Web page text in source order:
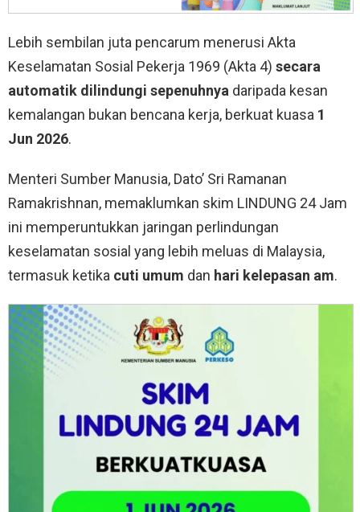
Lebih sembilan juta pencarum menerusi Akta
Keselamatan Sosial Pekerja 1969 (Akta 4) secara
automatik dilindungi sepenuhnya daripada kesan
kemalangan bukan bencana kerja, berkuat kuasa 1
Jun 2026.
Menteri Sumber Manusia, Dato’ Sri Ramanan
Ramakrishnan, memaklumkan skim LINDUNG 24 Jam
ini memperuntukkan jaringan perlindungan
keselamatan sosial yang lebih meluas di Malaysia,
termasuk ketika cuti umum dan hari kelepasan am.